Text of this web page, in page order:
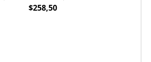
$258,50